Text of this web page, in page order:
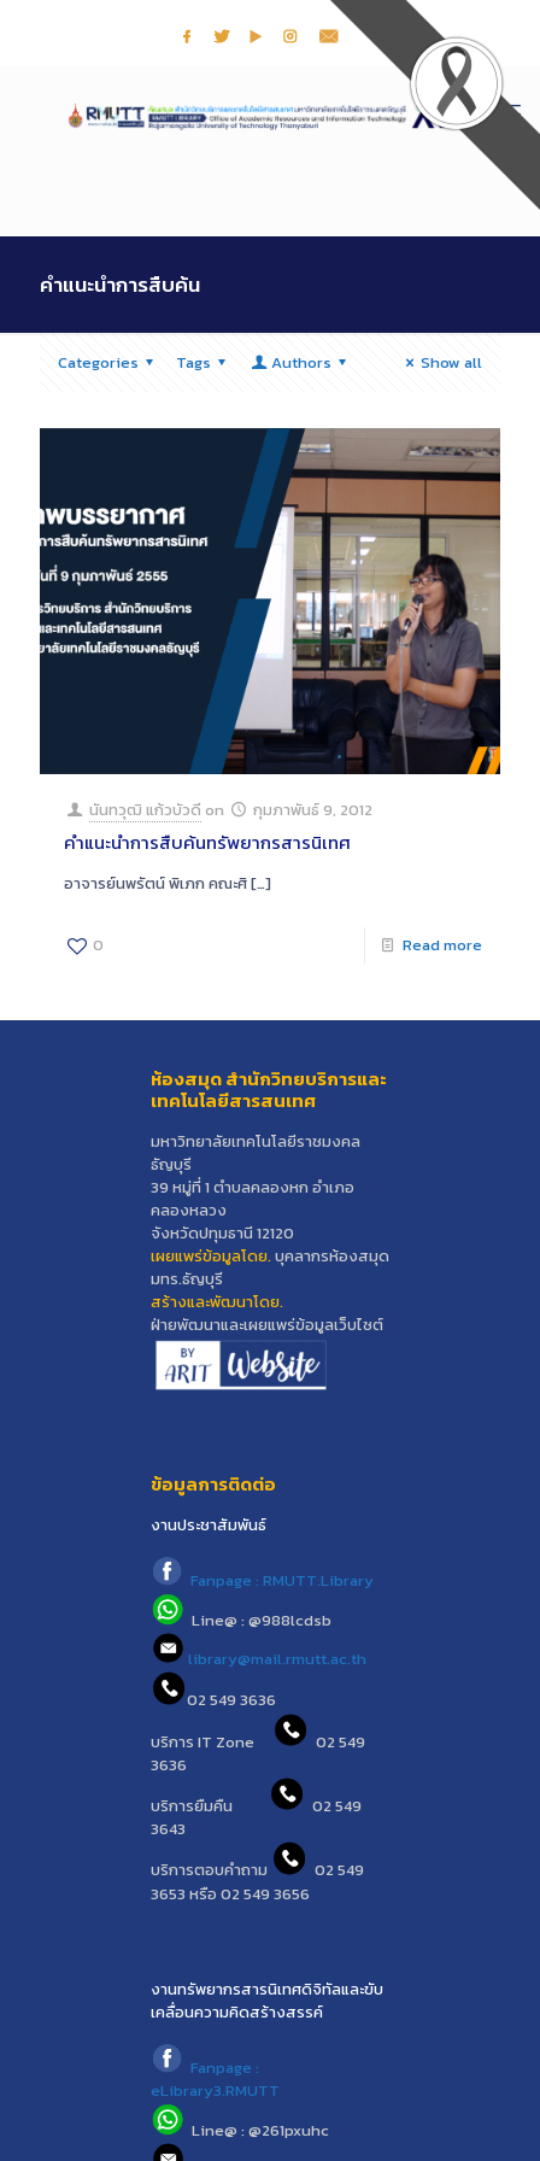
คำแนะนำการสืบค้น
Categories Tags Authors Show all
นันทวุฒิ แก้วบัวดี on กุมภาพันธ์ 9, 2012
คำแนะนำการสืบค้นทรัพยากรสารนิเทศ
อาจารย์นพรัตน์ พิเภก คณะศิ[…]
0 Read more
ห้องสมุด สำนักวิทยบริการและ
เทคโนโลยีสารสนเทศ
มหาวิทยาลัยเทคโนโลยีราชมงคล
ธัญบุรี
39 หมู่ที่ 1 ตำบลคลองหก อำเภอ
คลองหลวง
จังหวัดปทุมธานี 12120
เผยแพร่ข้อมูลโดย.บุคลากรห้องสมุด
มทร.ธัญบุรี
สร้างและพัฒนาโดย.
ฝ่ายพัฒนาและเผยแพร่ข้อมูลเว็บไซต์
ข้อมูลการติดต่อ
งานประชาสัมพันธ์
Fanpage : RMUTT.Library
Line@ : @988lcdsb
library@mail.rmutt.ac.th
02 549 3636
บริการ IT Zone
02 549
3636
บริการยืมคืน
02 549
3643
บริการตอบคำถาม
02 549
3653 หรือ 02 549 3656
งานทรัพยากรสารนิเทศดิจิทัลและขับ
เคลื่อนความคิดสร้างสรรค์
Fanpage :
eLibrary3.RMUTT
Line@ : @261pxuhc